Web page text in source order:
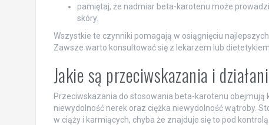
pamiętaj, że nadmiar beta-karotenu może
skóry.
Wszystkie te czynniki pomagają w osiągnięciu
Zawsze warto konsultować się z lekarzem lub
Jakie są przeciwskazania i
Przeciwskazania do stosowania beta-karotenu
niewydolność nerek oraz ciężka niewydolność wątroby.
w ciąży i karmiących, chyba że znajduje się to pod kontrolą